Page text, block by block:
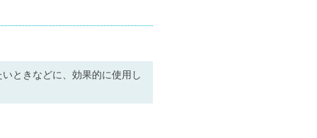
ときなどに、効果的に使用し